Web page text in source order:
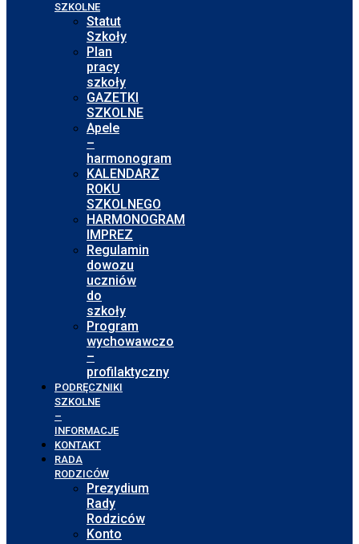
SZKOLNE
Statut
Szkoły
Plan
pracy
szkoły
GAZETKI
SZKOLNE
Apele
–
harmonogram
KALENDARZ
ROKU
SZKOLNEGO
HARMONOGRAM
IMPREZ
Regulamin
dowozu
uczniów
do
szkoły
Program
wychowawczo
–
profilaktyczny
PODRĘCZNIKI
SZKOLNE
–
INFORMACJE
KONTAKT
RADA
RODZICÓW
Prezydium
Rady
Rodziców
Konto